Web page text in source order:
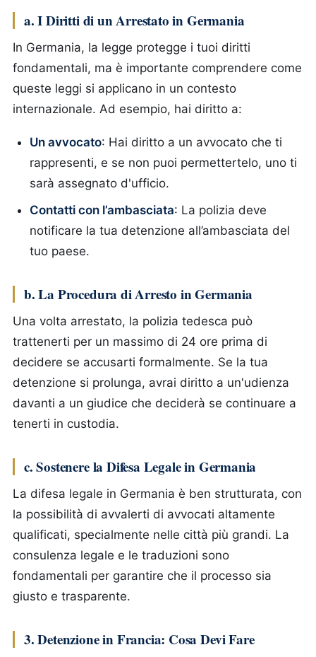
a. I Diritti di un Arrestato in Germania
In Germania, la legge protegge i tuoi diritti
fondamentali, ma è importante comprendere come
queste leggi si applicano in un contesto
internazionale. Ad esempio, hai diritto a:
Un avvocato: Hai diritto a un avvocato che ti
rappresenti, e se non puoi permettertelo, uno ti
sarà assegnato d'ufficio.
Contatti con l’ambasciata: La polizia deve
notificare la tua detenzione all’ambasciata del
tuo paese.
b. La Procedura di Arresto in Germania
Una volta arrestato, la polizia tedesca può
trattenerti per un massimo di 24 ore prima di
decidere se accusarti formalmente. Se la tua
detenzione si prolunga, avrai diritto a un'udienza
davanti a un giudice che deciderà se continuare a
tenerti in custodia.
c. Sostenere la Difesa Legale in Germania
La difesa legale in Germania è ben strutturata, con
la possibilità di avvalerti di avvocati altamente
qualificati, specialmente nelle città più grandi. La
consulenza legale e le traduzioni sono
fondamentali per garantire che il processo sia
giusto e trasparente.
3. Detenzione in Francia: Cosa Devi Fare